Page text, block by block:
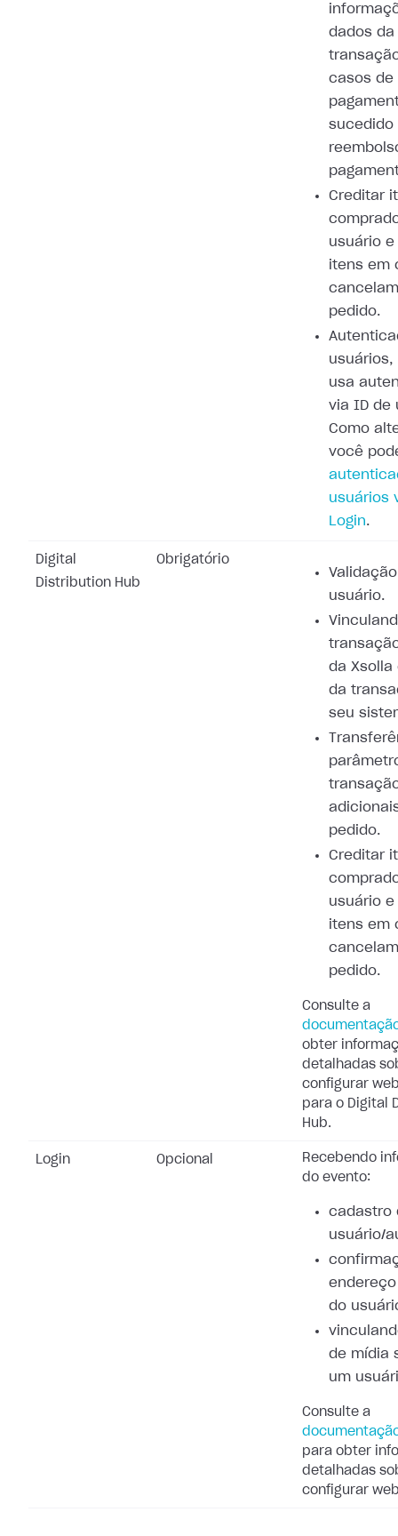
dados da
casos de
sucedido
Creditar
usuário
itens em
pedido.
usuários,
usa
via ID de
Como
você
usuários
Login.
Digital
Distribution Hub
Obrigatório
usuário.
da Xsolla
da
seu
pedido.
Creditar
usuário
itens em
pedido.
Consulte a
obter
detalhadas
configurar
para o Digital
Hub.
Login Opcional
Recebendo
do evento:
cadastro
usuário/
do
de mídia
um
Consulte a
para obter
detalhadas
configurar